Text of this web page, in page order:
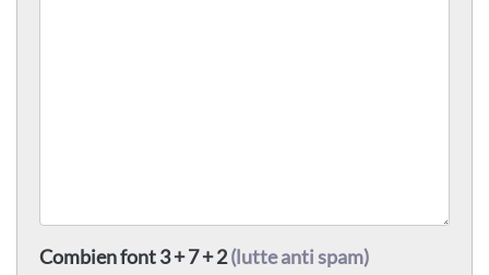
Combien font 3 + 7 + 2(lutte anti spam)